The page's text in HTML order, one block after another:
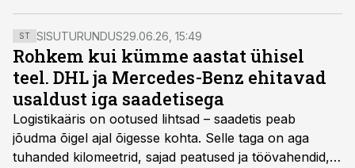
“katseaja” edukalt läbinud ning töötavad nüüd täie
võimsusega.
ST SISUTURUNDUS29.06.26, 15:49
Rohkem kui kümme aastat ühisel
teel. DHL ja Mercedes-Benz ehitavad
usaldust iga saadetisega
Logistikaäris on ootused lihtsad – saadetis peab
jõudma õigel ajal õigesse kohta. Selle taga on aga
tuhanded kilomeetrid, sajad peatused ja töövahendid,